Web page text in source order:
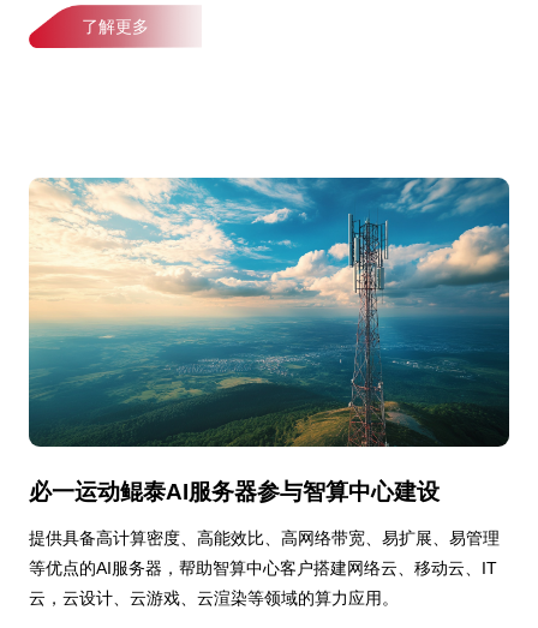
了解更多
必一运动鲲泰AI服务器参与智算中心建设
提供具备高计算密度、高能效比、高网络带宽、易扩展、易管理
等优点的AI服务器，帮助智算中心客户搭建网络云、移动云、IT
云，云设计、云游戏、云渲染等领域的算力应用。